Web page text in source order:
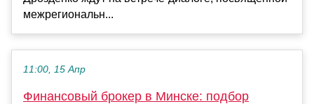
межрегиональн...
11:00, 15 Апр
Финансовый брокер в Минске: подбор